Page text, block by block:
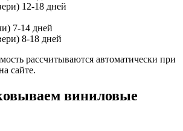
12-18 дней
7-14 дней
8-18 дней
рассчитываются автоматически при
сайте.
виниловые